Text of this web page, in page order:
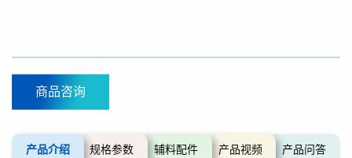
商品咨询
产品介绍 规格参数 辅料配件 产品视频 产品问答